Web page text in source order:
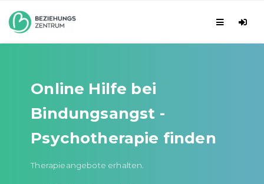
Online Hilfe bei
Bindungsangst -
Psychotherapie finden
Therapieangebote erhalten.